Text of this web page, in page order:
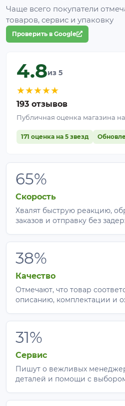
Чаще всего покупатели
товаров, сервис и упаковку
Проверить в Google
4.8из 5
★★★★★
193 отзывов
Публичная оценка магазина
171 оценка на 5 звезд
65%
Скорость
Хвалят быструю реакцию,
заказов и отправку без
38%
Качество
Отмечают, что товар
описанию, комплектации и
31%
Сервис
Пишут о вежливых
деталей и помощи с